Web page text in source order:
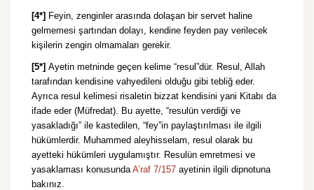
[4*] Feyin, zenginler arasında dolaşan bir servet haline
gelmemesi şartından dolayı, kendine feyden pay verilecek
kişilerin zengin olmamaları gerekir.
[5*] Ayetin metninde geçen kelime “resul”dür. Resul, Allah
tarafından kendisine vahyedileni olduğu gibi tebliğ eder.
Ayrıca resul kelimesi risaletin bizzat kendisini yani Kitabı da
ifade eder (Müfredat). Bu ayette, “resulün verdiği ve
yasakladığı” ile kastedilen, “fey”in paylaştırılması ile ilgili
hükümlerdir. Muhammed aleyhisselam, resul olarak bu
ayetteki hükümleri uygulamıştır. Resulün emretmesi ve
yasaklaması konusundaA’raf 7/157 ayetinin ilgili dipnotuna
bakınız.